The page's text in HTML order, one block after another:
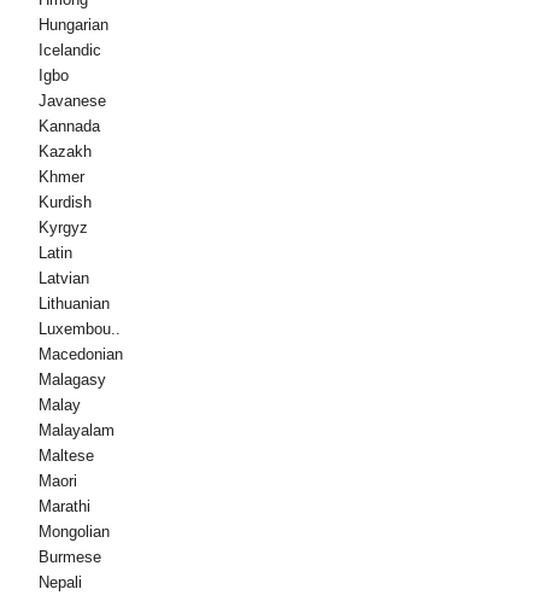
Hungarian
Icelandic
Igbo
Javanese
Kannada
Kazakh
Khmer
Kurdish
Kyrgyz
Latin
Latvian
Lithuanian
Luxembou..
Macedonian
Malagasy
Malay
Malayalam
Maltese
Maori
Marathi
Mongolian
Burmese
Nepali